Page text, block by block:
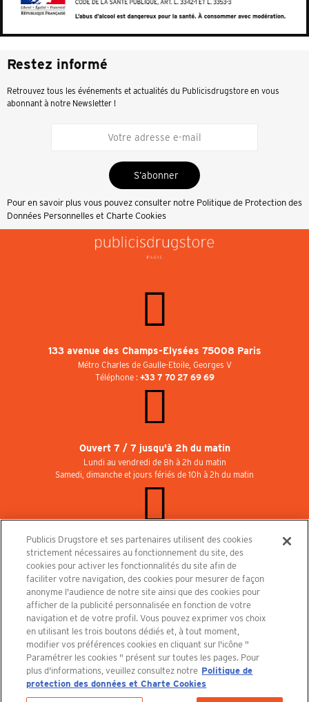
Restez informé
Retrouvez tous les événements et actualités du Publicisdrugstore en vous
abonnant à notre Newsletter !
S’abonner
Pour en savoir plus vous pouvez consulter notre Politique de Protection des
Données Personnelles et Charte Cookies
133 avenue des Champs-Elysées 75008 Paris
Métro Charles de Gaulle-Etoile, Georges V
Téléphone : +33 7 70 27 69 69
Ouvert 7 / 7 jusqu'à 2h du matin
Lundi au vendredi de 8h à 2h du matin
Samedi, dimanche et jours fériés de 10h à 2h du matin
Rejoignez-nous au Publicisdrugstore !
Nous recrutons pour les boutiques, le restaurant et le cinéma. Contactez-nous :
recrutement@publicisdrugstore.com
Conditions générales de vente
Mentions légales
Politique de Protection des Données Personnelles et Charte
Cookies
Publicis Drugstore et ses partenaires utilisent des cookies
strictement nécessaires au fonctionnement du site, des
cookies pour activer les fonctionnalités du site afin de
faciliter votre navigation, des cookies pour mesurer de façon
anonyme l'audience de notre site ainsi que des cookies pour
afficher de la publicité personnalisée en fonction de votre
navigation et de votre profil. Vous pouvez exprimer vos choix
en utilisant les trois boutons dédiés et, à tout moment,
modifier vos préférences cookies en cliquant sur l'icône "
Paramétrer les cookies " présent sur toutes les pages. Pour
plus d'informations, veuillez consultez notre Politique de
protection des données et Charte Cookies